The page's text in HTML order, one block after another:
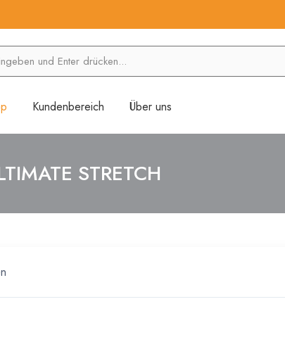
Kundenbereich Über uns
STRETCH